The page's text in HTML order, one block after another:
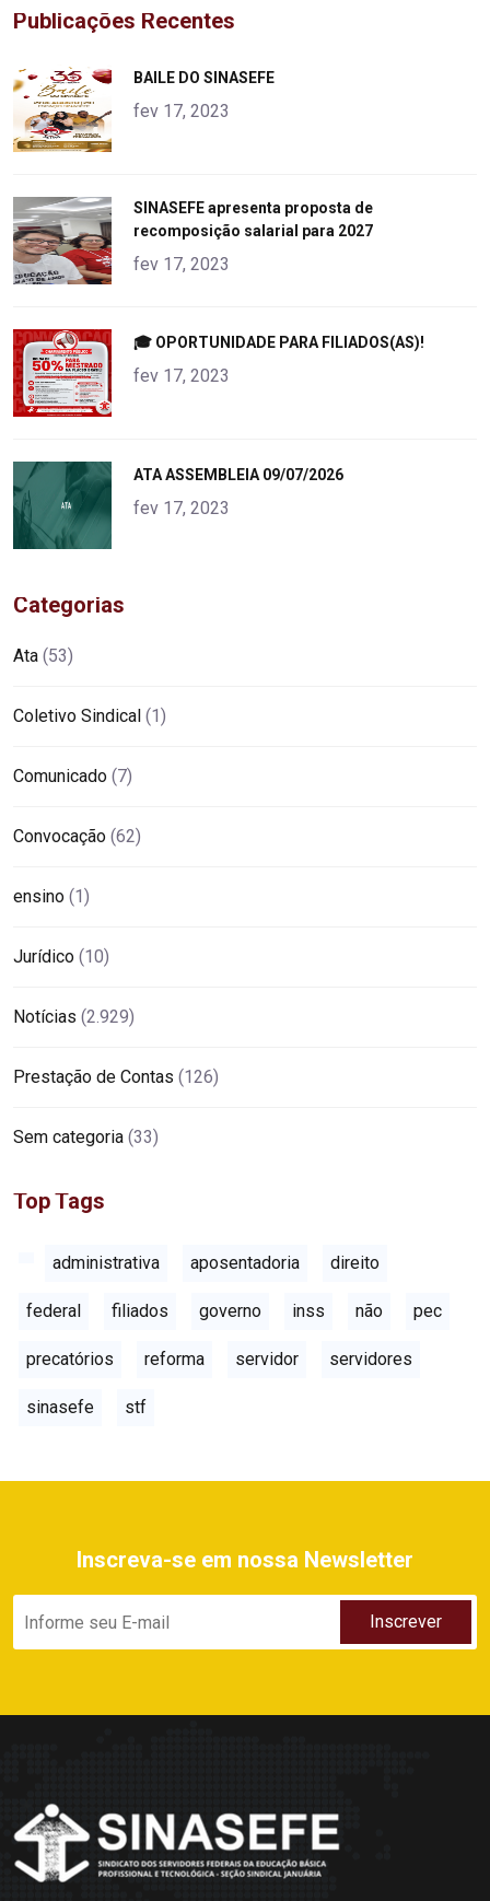
Publicações Recentes
alt="product">
BAILE DO SINASEFE
fev 17, 2023
alt="product">
SINASEFE apresenta proposta de
recomposição salarial para 2027
fev 17, 2023
alt="product">
🎓 OPORTUNIDADE PARA FILIADOS(AS)!
fev 17, 2023
alt="product">
ATA ASSEMBLEIA 09/07/2026
fev 17, 2023
Categorias
Ata (53)
Coletivo Sindical (1)
Comunicado (7)
Convocação (62)
ensino (1)
Jurídico (10)
Notícias (2.929)
Prestação de Contas (126)
Sem categoria (33)
Top Tags
administrativa aposentadoria direito
federal filiados governo inss não pec
precatórios reforma servidor servidores
sinasefe stf
Inscreva-se em nossa Newsletter